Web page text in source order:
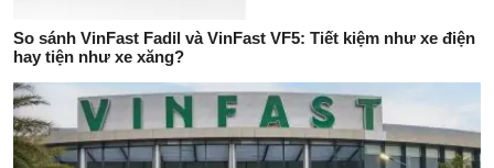
So sánh VinFast Fadil và VinFast VF5: Tiết kiệm như xe điện
hay tiện như xe xăng?